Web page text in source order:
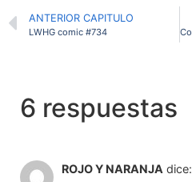
ANTERIOR CAPITULO
LWHG comic #734
6 respuestas
ROJO Y NARANJA dice: